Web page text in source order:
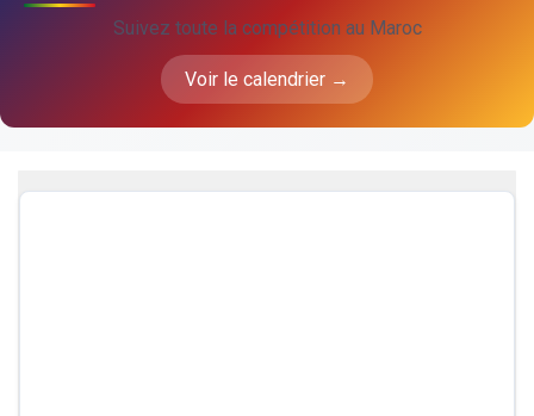
Suivez toute la compétition au Maroc
Voir le calendrier →